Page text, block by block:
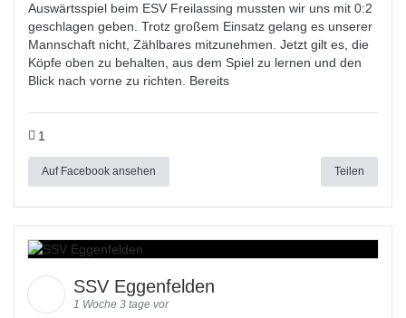
Auswärtsspiel beim ESV Freilassing mussten wir uns mit 0:2
geschlagen geben. Trotz großem Einsatz gelang es unserer
Mannschaft nicht, Zählbares mitzunehmen. Jetzt gilt es, die
Köpfe oben zu behalten, aus dem Spiel zu lernen und den
Blick nach vorne zu richten. Bereits
1
Auf Facebook ansehen Teilen
SSV Eggenfelden
1 Woche 3 tage vor